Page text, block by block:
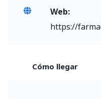
Web:
https://
Cómo llegar